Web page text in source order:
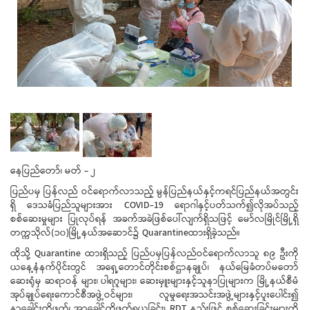
နေပြည်တော်၊ မတ် - ၂
ပြည်ပမှ ပြန်လည် ဝင်ရောက်လာသည့် မွန်ပြည်နယ်နှင့်ကရင်ပြည်နယ်အတွင်း
ရှိ ဒေသခံပြည်သူများအား COVID-19 ရောဂါနှင့်ပတ်သက်၍လိုအပ်သည့်
စစ်ဆေးမှုများ ပြုလုပ်ရန် အခက်အခဲဖြစ်ပေါ်လျက်ရှိသဖြင့် မော်လမြိုင်မြို့ရှိ
တက္ကသိုလ်(၁၀)မြို့နယ်အဆောင်၌ Quarantineထားရှိခဲ့သည်။
ထိုသို့ Quarantine ထားရှိသည့် ပြည်ပမှပြန်လည်ဝင်ရောက်လာသူ ၈၉ ဦးကို
ယနေ့နံနက်ပိုင်းတွင် အရှေ့တောင်တိုင်းစစ်ဌာနချုပ်၊ နယ်မြေခံတပ်မတော်
ဆေးရုံမှ ဆရာဝန် များ၊ ပါရဂူများ၊ ဆေးမှူးများနှင့်သူနာပြုများက မြို့နယ်စီမံ
အုပ်ချုပ်ရေးကောင်စီအဖွဲ့ဝင်များ၊ လူမှုရေးအသင်းအဖွဲ့များနှင့်ပူးပေါင်း၍